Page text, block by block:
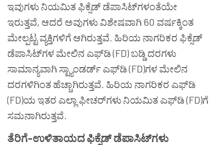
ಇವುಗಳು ನಿಯಮಿತ ಫಿಕ್ಸೆಡ್ ಡೆಪಾಸಿಟ್‌ಗಳಂತೆಯೇ
ಇರುತ್ತವೆ, ಆದರೆ ಅವುಗಳು ವಿಶೇಷವಾಗಿ 60 ವರ್ಷಕ್ಕಿಂತ
ಮೇಲ್ಪಟ್ಟ ವ್ಯಕ್ತಿಗಳಿಗೆ ಆಗಿರುತ್ತವೆ. ಹಿರಿಯ ನಾಗರಿಕರ ಫಿಕ್ಸೆಡ್
ಡೆಪಾಸಿಟ್‌ಗಳ ಮೇಲಿನ ಎಫ್‌ಡಿ (FD) ಬಡ್ಡಿ ದರಗಳು
ಸಾಮಾನ್ಯವಾಗಿ ಸ್ಟ್ಯಾಂಡರ್ಡ್ ಎಫ್‌ಡಿ (FD)ಗಳ ಮೇಲಿನ
ದರಗಳಿಗಿಂತ ಹೆಚ್ಚಾಗಿರುತ್ತವೆ. ಹಿರಿಯ ನಾಗರಿಕರ ಎಫ್‌ಡಿ
(FD)ಯ ಇತರ ಎಲ್ಲಾ ಫೀಚರ್‌ಗಳು ನಿಯಮಿತ ಎಫ್‌ಡಿ (FD)ಗೆ
ಸಮನಾಗಿರುತ್ತವೆ.
ತೆರಿಗೆ-ಉಳಿತಾಯದ ಫಿಕ್ಸೆಡ್ ಡೆಪಾಸಿಟ್‌ಗಳು